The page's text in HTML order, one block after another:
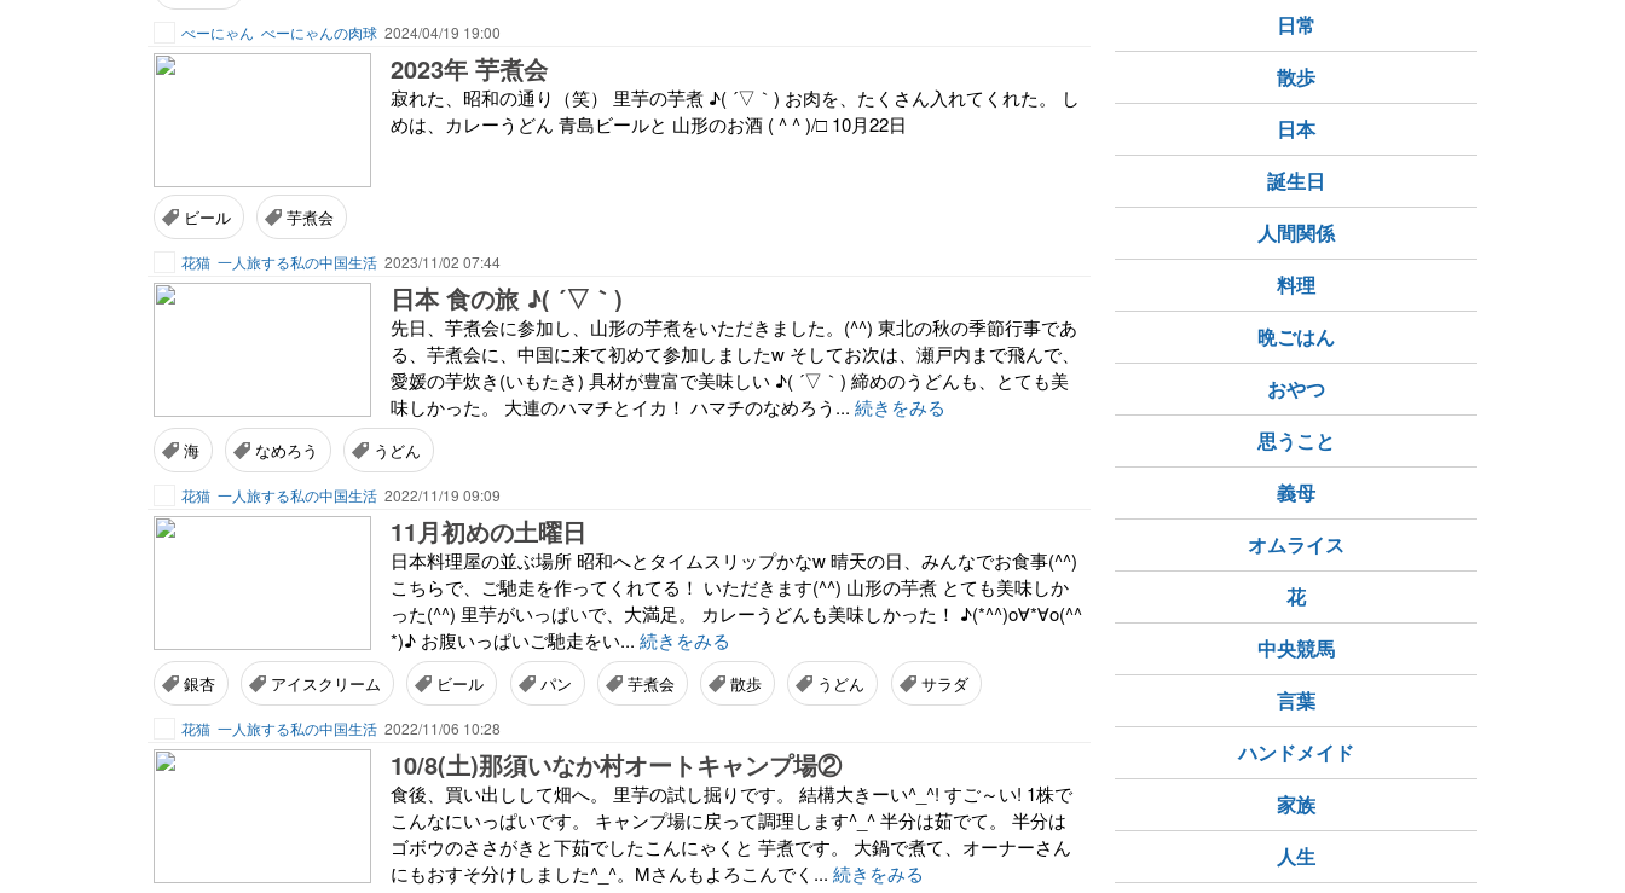
べーにゃん べーにゃんの肉球 2024/04/19 19:00
2023年 芋煮会
寂れた、昭和の通り（笑） 里芋の芋煮 ♪( ´▽｀) お肉を、たくさん入れてくれた。 し
めは、カレーうどん 青島ビールと 山形のお酒 ( ^ ^ )/□ 10月22日
ビール 芋煮会
花猫 一人旅する私の中国生活 2023/11/02 07:44
日本 食の旅 ♪( ´▽｀)
先日、芋煮会に参加し、山形の芋煮をいただきました。(^^) 東北の秋の季節行事であ
る、芋煮会に、中国に来て初めて参加しましたw そしてお次は、瀬戸内まで飛んで、
愛媛の芋炊き(いもたき) 具材が豊富で美味しい ♪( ´▽｀) 締めのうどんも、とても美
味しかった。 大連のハマチとイカ！ ハマチのなめろう... 続きをみる
海 なめろう うどん
花猫 一人旅する私の中国生活 2022/11/19 09:09
11月初めの土曜日
日本料理屋の並ぶ場所 昭和へとタイムスリップかなw 晴天の日、みんなでお食事(^^)
こちらで、ご馳走を作ってくれてる！ いただきます(^^) 山形の芋煮 とても美味しか
った(^^) 里芋がいっぱいで、大満足。 カレーうどんも美味しかった！ ♪(*^^)o∀*∀o(^^
*)♪ お腹いっぱいご馳走をい... 続きをみる
銀杏 アイスクリーム ビール パン 芋煮会 散歩 うどん サラダ
花猫 一人旅する私の中国生活 2022/11/06 10:28
10/8(土)那須いなか村オートキャンプ場②
食後、買い出しして畑へ。 里芋の試し掘りです。 結構大きーい^_^! すご～い! 1株で
こんなにいっぱいです。 キャンプ場に戻って調理します^_^ 半分は茹でて。 半分は
ゴボウのささがきと下茹でしたこんにゃくと 芋煮です。 大鍋で煮て、オーナーさん
にもおすそ分けしました^_^。Mさんもよろこんでく... 続きをみる
日常
散歩
日本
誕生日
人間関係
料理
晩ごはん
おやつ
思うこと
義母
オムライス
花
中央競馬
言葉
ハンドメイド
家族
人生